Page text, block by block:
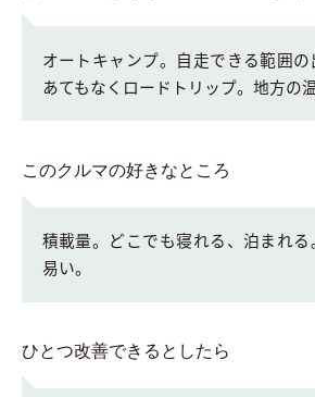
オートキャンプ。自走できる範囲の
あてもなくロードトリップ。地方の温
このクルマの好きなところ
積載量。どこでも寝れる、泊まれ
易い。
ひとつ改善できるとしたら